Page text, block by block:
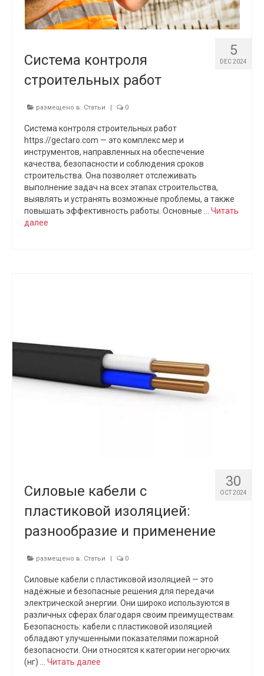
5
DEC 2024
Система контроля
строительных работ
размещено в: Статьи 0
Система контроля строительных работ
https://gectaro.com — это комплекс мер и
инструментов, направленных на обеспечение
качества, безопасности и соблюдения сроков
строительства. Она позволяет отслеживать
выполнение задач на всех этапах строительства,
выявлять и устранять возможные проблемы, а также
повышать эффективность работы. Основные … Читать
далее
30
OCT 2024
Силовые кабели с
пластиковой изоляцией:
разнообразие и применение
размещено в: Статьи 0
Силовые кабели с пластиковой изоляцией — это
надёжные и безопасные решения для передачи
электрической энергии. Они широко используются в
различных сферах благодаря своим преимуществам:
Безопасность: кабели с пластиковой изоляцией
обладают улучшенными показателями пожарной
безопасности. Они относятся к категории негорючих
(нг) … Читать далее